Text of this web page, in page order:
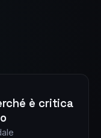
è critica